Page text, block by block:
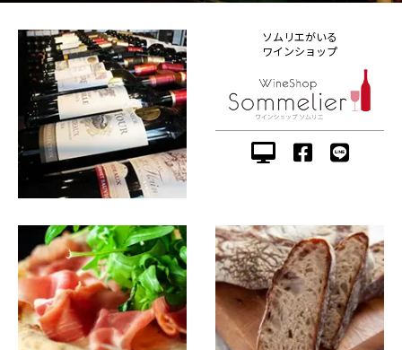
ソムリエがいる
ワインショップ